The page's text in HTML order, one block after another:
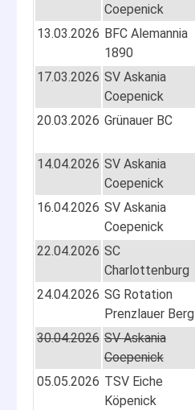
Coepenick
13.03.2026 BFC Alemannia
1890
17.03.2026 SV Askania
Coepenick
20.03.2026 Grünauer BC
14.04.2026 SV Askania
Coepenick
16.04.2026 SV Askania
Coepenick
22.04.2026 SC
Charlottenburg
24.04.2026 SG Rotation
Prenzlauer Berg
30.04.2026 SV Askania
Coepenick
05.05.2026 TSV Eiche
Köpenick